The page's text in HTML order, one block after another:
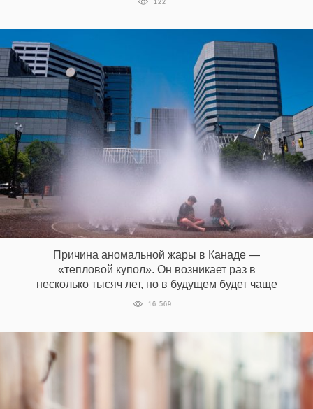
122
Причина аномальной жары в Канаде —
«тепловой купол». Он возникает раз в
несколько тысяч лет, но в будущем будет чаще
16 569